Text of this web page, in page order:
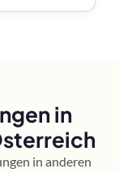
in
in anderen